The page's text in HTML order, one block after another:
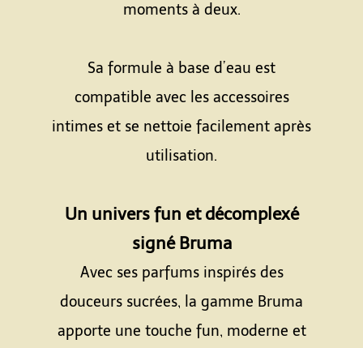
moments à deux.
Sa formule à base d’eau est
compatible avec les accessoires
intimes et se nettoie facilement après
utilisation.
Un univers fun et décomplexé
signé Bruma
Avec ses parfums inspirés des
douceurs sucrées, la gamme Bruma
apporte une touche fun, moderne et